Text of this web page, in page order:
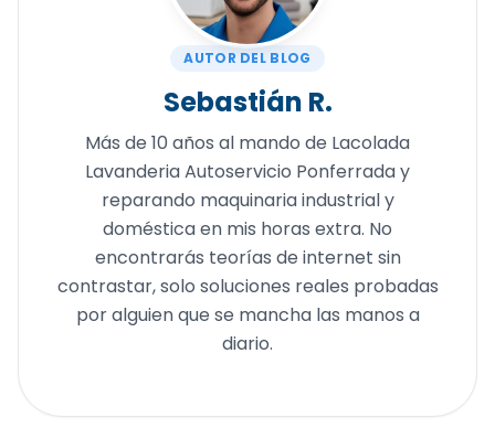
AUTOR DEL BLOG
Sebastián R.
Más de 10 años al mando de Lacolada
Lavanderia Autoservicio Ponferrada y
reparando maquinaria industrial y
doméstica en mis horas extra. No
encontrarás teorías de internet sin
contrastar, solo soluciones reales probadas
por alguien que se mancha las manos a
diario.